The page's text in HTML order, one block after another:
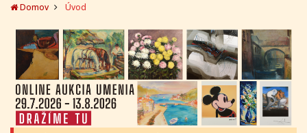
Domov Úvod